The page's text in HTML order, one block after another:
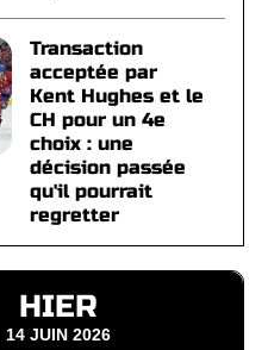
Transaction
acceptée par
Kent Hughes et le
CH pour un 4e
choix : une
décision passée
qu'il pourrait
regretter
HIER
14 JUIN 2026